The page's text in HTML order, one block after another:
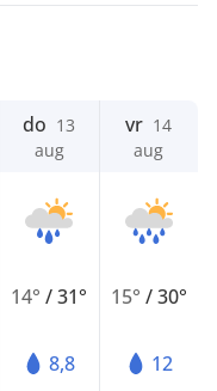
do 13
aug
14°/31°
8,8
vr 14
aug
15° /30°
12